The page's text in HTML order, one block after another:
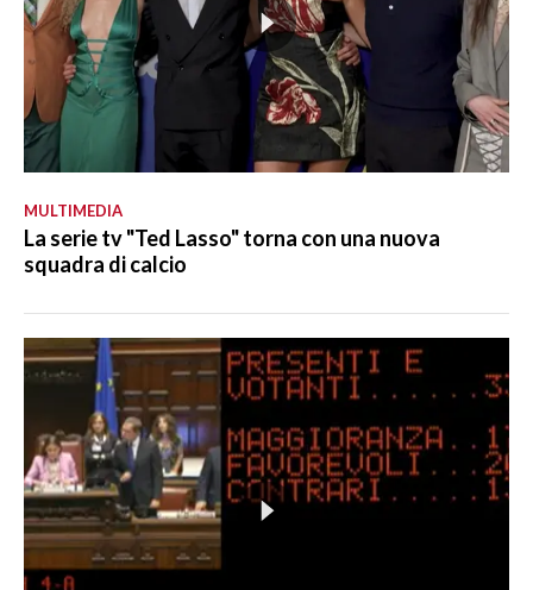
MULTIMEDIA
La serie tv "Ted Lasso" torna con una nuova
squadra di calcio